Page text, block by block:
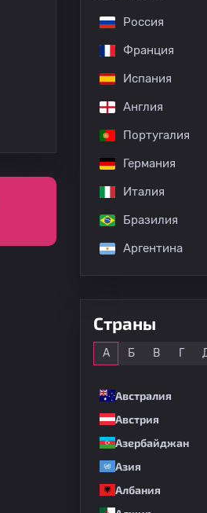
Россия
Франция
Испания
Англия
Португалия
Германия
Италия
Бразилия
Аргентина
Страны
А Б В Г
Австралия
Австрия
Азербайджан
Азия
Албания